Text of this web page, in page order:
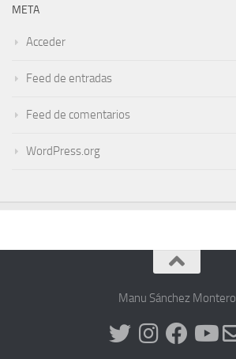
META
Acceder
Feed de entradas
Feed de comentarios
WordPress.org
Manu Sánchez Montero